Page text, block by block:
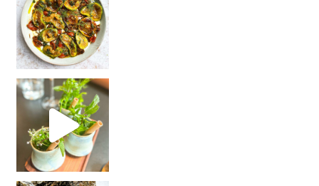
Vega(n) dineren bij **De Nieuwe Winkel